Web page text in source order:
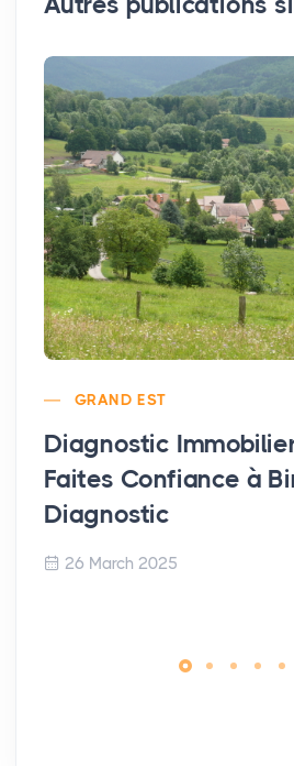
GRAND EST
Diagnostic
Faites Confiance à
Diagnostic
26 March 2025